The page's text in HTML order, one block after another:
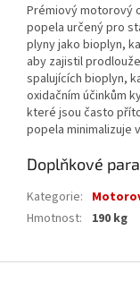
Prémiový motorový
popela určený pro
plyny jako bioplyn,
aby zajistil
spalujících bioplyn,
oxidačním účinkům
které jsou často
popela minimalizuje
Doplňkové
Kategorie:
Hmotnost: 190 kg